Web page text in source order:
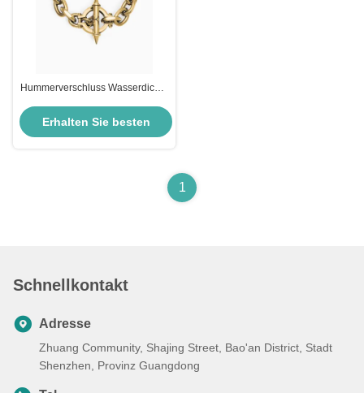
Hummerverschluss Wasserdichte
Goldkette Armband Damen
Erhalten Sie besten
1
Schnellkontakt
Adresse
Zhuang Community, Shajing Street, Bao'an District, Stadt
Shenzhen, Provinz Guangdong